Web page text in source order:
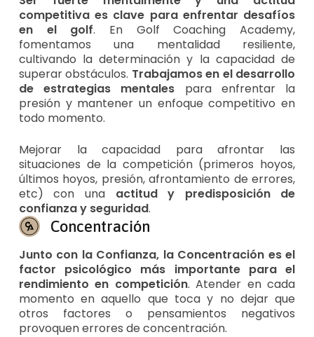
competitiva es clave para enfrentar desafíos
en el golf. En Golf Coaching Academy,
fomentamos una mentalidad resiliente,
cultivando la determinación y la capacidad de
superar obstáculos. Trabajamos en el desarrollo
de estrategias mentales para enfrentar la
presión y mantener un enfoque competitivo en
todo momento.
Mejorar la capacidad para afrontar las
situaciones de la competición (primeros hoyos,
últimos hoyos, presión, afrontamiento de errores,
etc) con una actitud y predisposición de
confianza y seguridad.
Concentración
Junto con la Confianza, la Concentración es el
factor psicológico más importante para el
rendimiento en competición. Atender en cada
momento en aquello que toca y no dejar que
otros factores o pensamientos negativos
provoquen errores de concentración.